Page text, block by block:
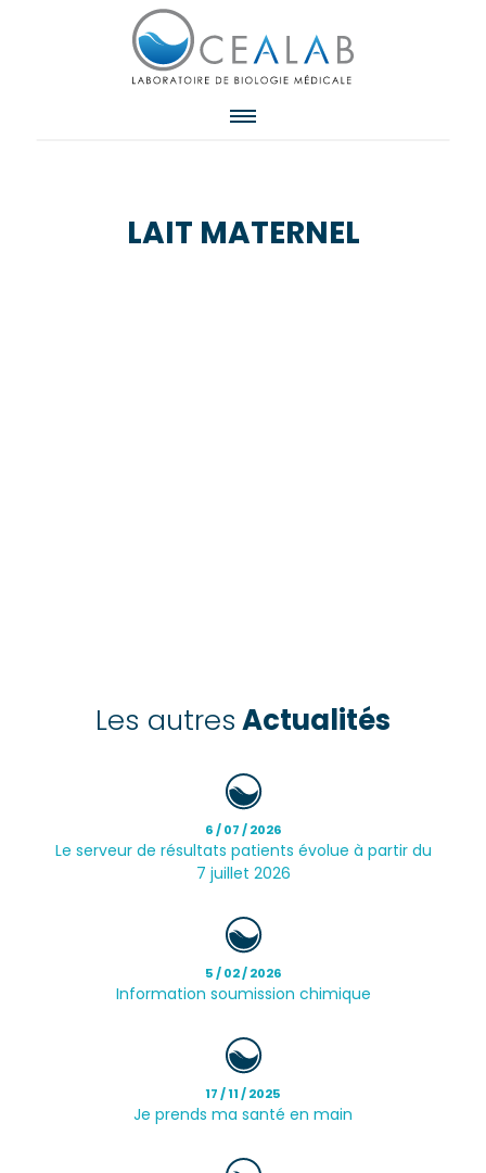
LAIT MATERNEL
Les autresActualités
6 / 07 / 2026
Le serveur de résultats patients évolue à partir du
7 juillet 2026
5 / 02 / 2026
Information soumission chimique
17 / 11 / 2025
Je prends ma santé en main